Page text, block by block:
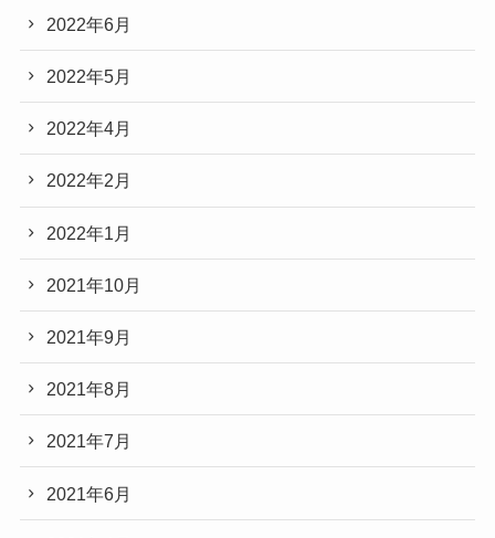
2022年6月
2022年5月
2022年4月
2022年2月
2022年1月
2021年10月
2021年9月
2021年8月
2021年7月
2021年6月